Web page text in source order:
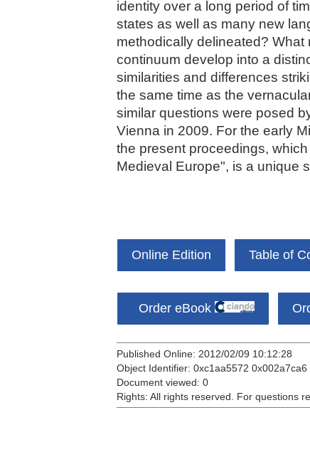
identity over a long period of
states as well as many new
methodically delineated?
continuum develop into a
similarities and differences
the same time as the
similar questions were posed
Vienna in 2009. For the early
the present proceedings,
Medieval Europe", is a unique
Online Edition Table of
Order eBook
Published Online: 2012/02/09 10:12:28
Object Identifier: 0xc1aa5572 0x002a7ca6
Document viewed: 0
Rights: All rights reserved. For questions